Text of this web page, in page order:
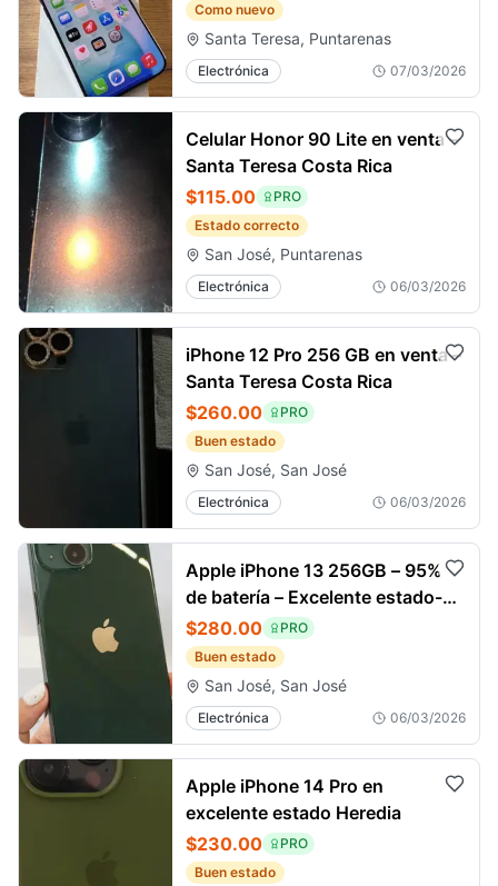
Como nuevo
Santa Teresa, Puntarenas
Electrónica 07/03/2026
Celular Honor 90 Lite en venta –
Santa Teresa Costa Rica
$115.00
PRO
Estado correcto
San José, Puntarenas
Electrónica 06/03/2026
iPhone 12 Pro 256 GB en venta –
Santa Teresa Costa Rica
$260.00
PRO
Buen estado
San José, San José
Electrónica 06/03/2026
Apple iPhone 13 256GB – 95%
de batería – Excelente estado-
Heredia
$280.00
PRO
Buen estado
San José, San José
Electrónica 06/03/2026
Apple iPhone 14 Pro en
excelente estado Heredia
$230.00
PRO
Buen estado